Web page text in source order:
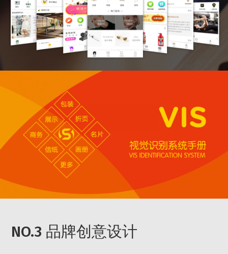
NO.3 品牌创意设计